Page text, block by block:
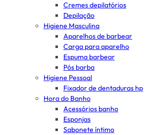
Cremes depilatórios
Depilação
Higiene Masculina
Aparelhos de barbear
Carga para aparelho
Espuma barbear
Pós barba
Higiene Pessoal
Fixador de dentaduras hp
Hora do Banho
Acessórios banho
Esponjas
Sabonete íntimo